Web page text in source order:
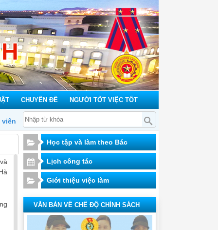
CHUYÊN ĐỀ NGƯỜI TỐT VIỆC TỐT
Học tập và làm theo Bác
Lịch công tác
Giới thiệu việc làm
VĂN BẢN VỀ CHẾ ĐỘ CHÍNH SÁCH